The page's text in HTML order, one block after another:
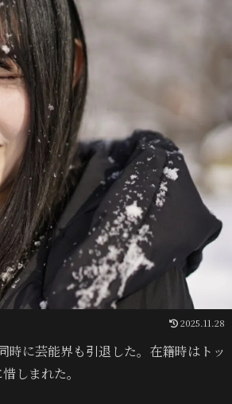
2025.11.28
時に芸能界も引退した。在籍時はトッ
しまれた。